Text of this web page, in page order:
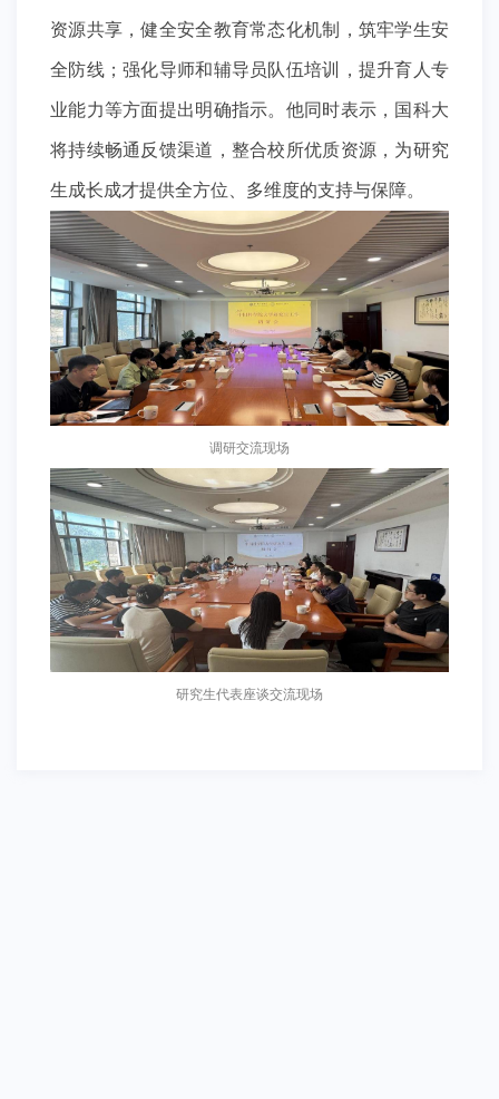
资源共享，健全安全教育常态化机制，筑牢学生安
全防线；强化导师和辅导员队伍培训，提升育人专
业能力等方面提出明确指示。他同时表示，国科大
将持续畅通反馈渠道，整合校所优质资源，为研究
生成长成才提供全方位、多维度的支持与保障。
调研交流现场
研究生代表座谈交流现场